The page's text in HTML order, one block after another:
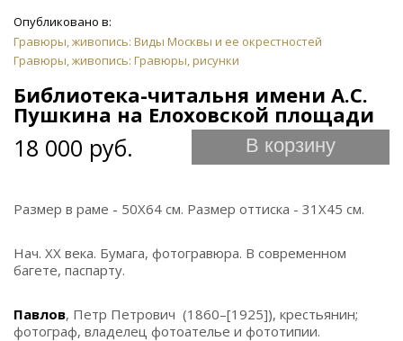
Опубликовано в:
Гравюры, живопись: Виды Москвы и ее окрестностей
Гравюры, живопись: Гравюры, рисунки
Библиотека-читальня имени А.С.
Пушкина на Елоховской площади
18 000 руб. В корзину
Размер в раме - 50Х64 см. Размер оттиска - 31Х45 см.
Нач. ХХ века. Бумага, фотогравюра. В современном
багете, паспарту.
Павлов, Петр Петрович (1860–[1925]), крестьянин;
фотограф, владелец фотоателье и фототипии.